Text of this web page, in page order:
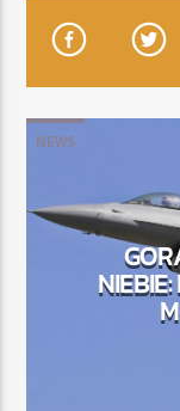
TERAZ GRAMY
TYTUŁ
ARTYSTA
TERAZ
RADIO
00:00
NEWS